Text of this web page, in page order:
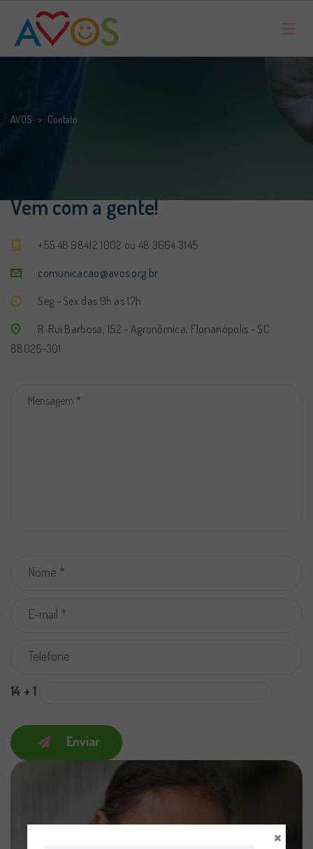
AVOS > Contato
Vem com a gente!
+55 48 98412 1002 ou 48 3664 3145
comunicacao@avos.org.br
Seg - Sex das 9h às 17h
R. Rui Barbosa, 152 - Agronômica, Florianópolis - SC
88025-301
14 + 1
Enviar
×